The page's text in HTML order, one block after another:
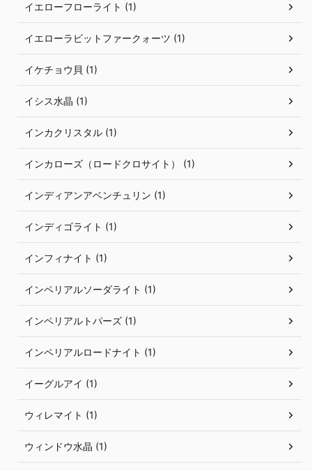
イエローフローライト (1)
イエローラビットファークォーツ (1)
イケチョウ貝 (1)
イシス水晶 (1)
インカクリスタル (1)
インカローズ（ロードクロサイト） (1)
インディアンアベンチュリン (1)
インディゴライト (1)
インフィナイト (1)
インペリアルソーダライト (1)
インペリアルトパーズ (1)
インペリアルロードナイト (1)
イーグルアイ (1)
ウィレマイト (1)
ウィンドウ水晶 (1)